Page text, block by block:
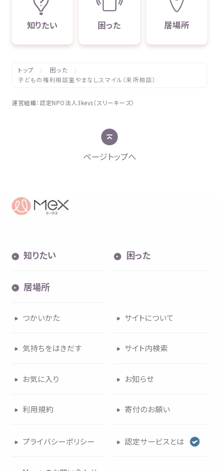
知りたい 困った 居場所
トップ
困った
子どもの権利相談室やまなしスマイル（来所相談）
運営組織：認定NPO法人 3keys（スリーキーズ）
ページトップへ
知りたい 困った
居場所
つかいかた サイトについて
気持ちをはきだす サイト内検索
お気に入 り お知らせ
利用規約 寄付のお願い
プライバシーポリシー 認定サービスとは